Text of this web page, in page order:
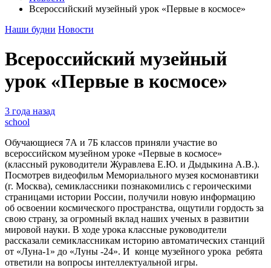
Всероссийский музейный урок «Первые в космосе»
Наши будни Новости
Всероссийский музейный
урок «Первые в космосе»
3 года назад
school
Обучающиеся 7А и 7Б классов приняли участие во
всероссийском музейном уроке «Первые в космосе»
(классный руководители Журавлева Е.Ю. и Дыдыкина А.В.).
Посмотрев видеофильм Мемориального музея космонавтики
(г. Москва), семиклассники познакомились с героическими
страницами истории России, получили новую информацию
об освоении космического пространства, ощутили гордость за
свою страну, за огромный вклад наших ученых в развитии
мировой науки. В ходе урока классные руководители
рассказали семиклассникам историю автоматических станций
от «Луна-1» до «Луны -24». И конце музейного урока ребята
ответили на вопросы интеллектуальной игры.